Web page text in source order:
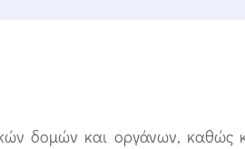
δομών και οργάνων,